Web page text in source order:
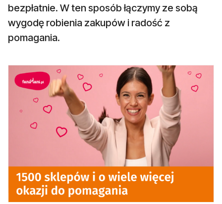
bezpłatnie. W ten sposób łączymy ze sobą
wygodę robienia zakupów i radość z
pomagania.